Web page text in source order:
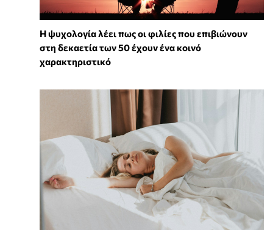
⁠Η ψυχολογία λέει πως οι φιλίες που επιβιώνουν
στη δεκαετία των 50 έχουν ένα κοινό
χαρακτηριστικό